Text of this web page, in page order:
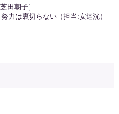
田朝子）
努力は裏切らない（担当:安達洸）